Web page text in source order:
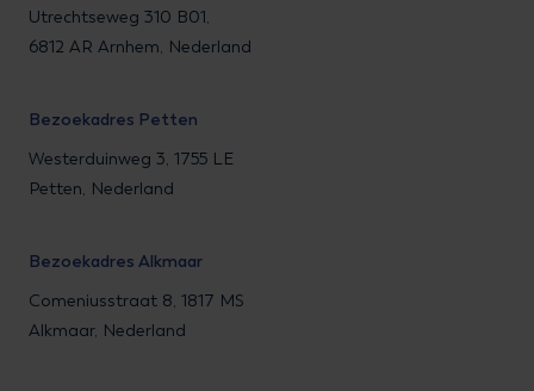
Utrechtseweg 310 B01,
6812 AR Arnhem, Nederland
Bezoekadres Petten
Westerduinweg 3, 1755 LE
Petten, Nederland
Bezoekadres Alkmaar
Comeniusstraat 8, 1817 MS
Alkmaar, Nederland